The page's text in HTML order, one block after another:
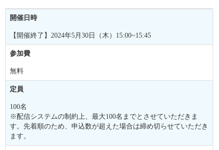
開催日時
【開催終了】2024年5月30日（木）15:00~15:45
参加費
無料
定員
100名
※配信システムの制約上、最大100名までとさせていただきま
す。先着順のため、申込数が超えた場合は締め切らせていただき
ます。